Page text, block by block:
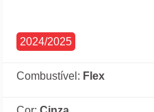
2024/2025
Combustível: Flex